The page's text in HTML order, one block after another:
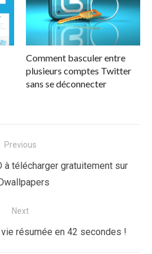
Comment basculer entre
plusieurs comptes Twitter
sans se déconnecter
Previous
à télécharger gratuitement sur
Next
résumée en 42 secondes !